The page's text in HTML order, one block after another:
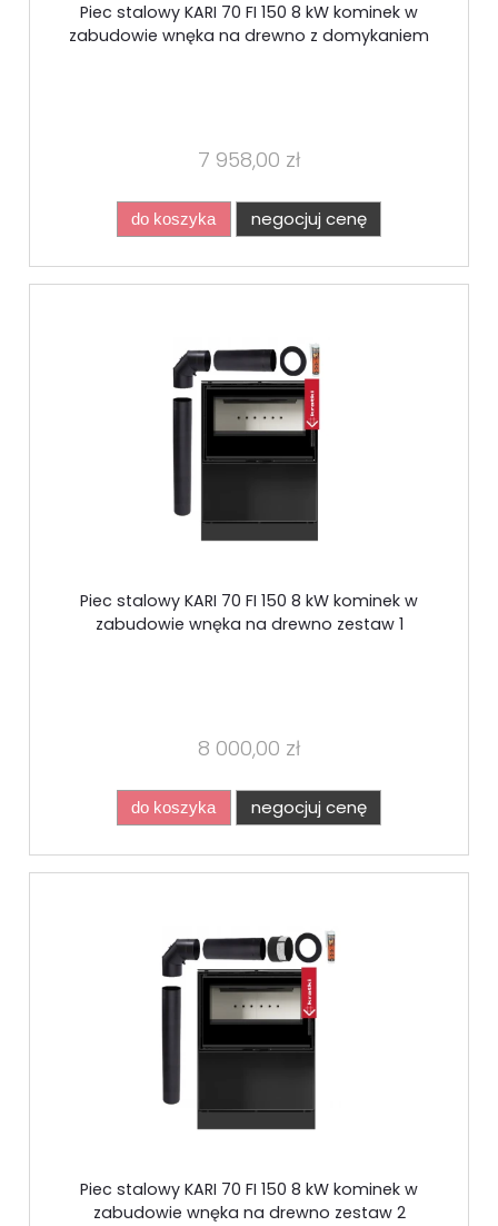
Piec stalowy KARI 70 FI 150 8 kW kominek w
zabudowie wnęka na drewno z domykaniem
7 958,00 zł
do koszyka negocjuj cenę
Piec stalowy KARI 70 FI 150 8 kW kominek w
zabudowie wnęka na drewno zestaw 1
8 000,00 zł
do koszyka negocjuj cenę
Piec stalowy KARI 70 FI 150 8 kW kominek w
zabudowie wnęka na drewno zestaw 2